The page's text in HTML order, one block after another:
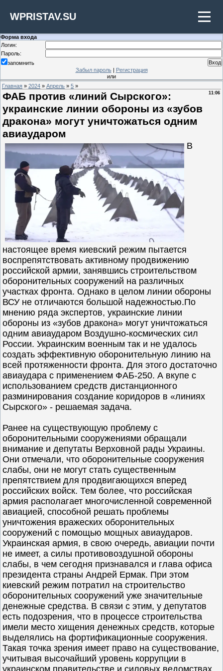
WPRISTAV.SU
Форма входа
Логин:
Пароль:
запомнить
Забыл пароль| Регистрация
или
Главная » 2024 » Апрель » 5 »
11:06
ФАБ против «линий Сырского»:
украинские линии обороны из «зубов
дракона» могут уничтожаться одним
авиаударом
В
настоящее время киевский режим пытается
воспрепятствовать активному продвижению
российской армии, занявшись строительством
оборонительных сооружений на различных
участках фронта. Однако в целом линии обороны
ВСУ не отличаются большой надежностью.По
мнению ряда экспертов, украинские линии
обороны из «зубов дракона» могут уничтожаться
одним авиаударом Воздушно-космических сил
России. Украинским военным так и не удалось
создать эффективную оборонительную линию на
всей протяженности фронта. Для этого достаточно
авиаудара с применением ФАБ-250. А вкупе с
использованием средств дистанционного
разминирования создание коридоров в «линиях
Сырского» - решаемая задача.
Ранее на существующую проблему с
оборонительными сооружениями обращали
внимание и депутаты Верховной рады Украины.
Они отмечали, что оборонительные сооружения
слабы, они не могут стать существенным
препятствием для продвигающихся вперед
российских войск. Тем более, что российская
армия располагает многочисленной современной
авиацией, способной решать проблемы
уничтожения вражеских оборонительных
сооружений с помощью мощных авиаударов.
Украинская армия, в свою очередь, авиации почти
не имеет, а силы противовоздушной обороны
слабы, в чем сегодня признавался и глава офиса
президента страны Андрей Ермак. При этом
киевский режим потратил на строительство
оборонительных сооружений уже значительные
денежные средства. В связи с этим, у депутатов
есть подозрения, что в процессе строительства
имели место хищения денежных средств, которые
выделялись на фортификационные сооружения.
Такая точка зрения имеет право на существование,
учитывая высочайший уровень коррупции в
украинском правительстве и силовых ведомствах,